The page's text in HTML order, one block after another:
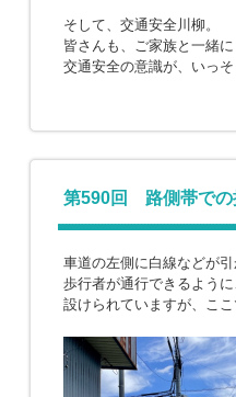
そして、交通安全川柳。
皆さんも、ご家族と一緒
交通安全の意識が、いっそ
第590回 路側帯での
車道の左側に白線などが引
歩行者が通行できるよう
設けられていますが、こ